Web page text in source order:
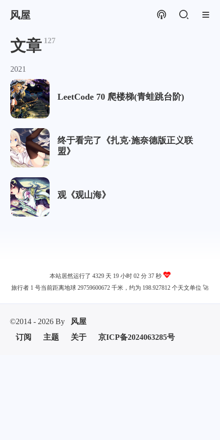
风屋
文章 127
2021
LeetCode 70 爬楼梯(青蛙跳台阶)
终于看完了《扎克·施奈德版正义联
盟》
观《观山海》
本站居然运行了 4329 天 19 小时 02 分 37 秒
旅行者 1 号当前距离地球 29759600672 千米，约为 198.927812 个天文单位 🚀
©2014 - 2026 By
风屋
订阅
主题 关于 京ICP备2024063285号